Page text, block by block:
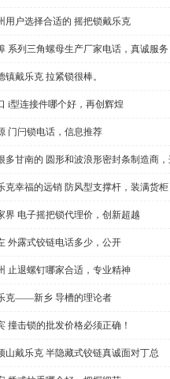
用户选择合适的 摇把锁戴乐克
系列三角螺母生产厂家电话，真诚服务
镇戴乐克 拉紧锁很棒。
i型连接件哪个好，再创辉煌
门闩锁电话，信息推荐
多甘南的 圆形和波浪形密封条制造商
克幸福的远销 防风型支撑杆，装满货柜
界 电子摇把锁代理价，创新超越
外露式铰链电话多少，公开
止退螺钉哪家合适，专业精神
克——新乡 导槽的理论者
撞击锁的批发价格必须正确！
山戴乐克 半隐藏式铰链真诚面对丁总